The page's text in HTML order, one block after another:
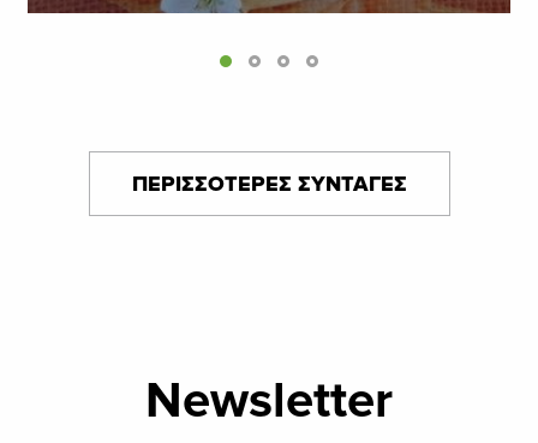
ΠΕΡΙΣΣΟΤΕΡΕΣ ΣΥΝΤΑΓΕΣ
Newsletter